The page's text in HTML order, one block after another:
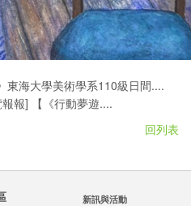
東海大學美術學系110級日間....
報] 【《行動夢遊....
回列表
新訊與活動